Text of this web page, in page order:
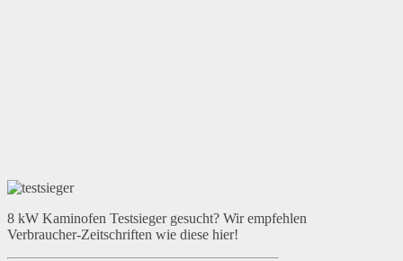
8 kW Kaminofen Testsieger gesucht? Wir empfehlen
Verbraucher-Zeitschriften wie diese hier!